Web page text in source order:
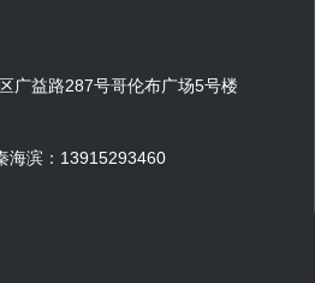
广益路287号哥伦布广场5号楼
海滨：13915293460